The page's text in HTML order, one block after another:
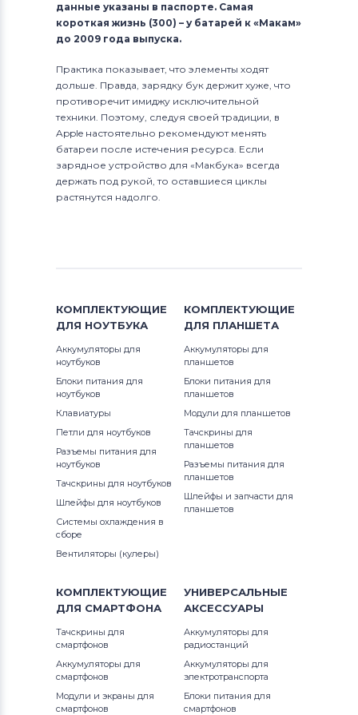
данные указаны в паспорте. Самая
короткая жизнь (300) – у батарей к «Макам»
до 2009 года выпуска.
Практика показывает, что элементы ходят
дольше. Правда, зарядку бук держит хуже, что
противоречит имиджу исключительной
техники. Поэтому, следуя своей традиции, в
Apple настоятельно рекомендуют менять
батареи после истечения ресурса. Если
зарядное устройство для «Макбука» всегда
держать под рукой, то оставшиеся циклы
растянутся надолго.
КОМПЛЕКТУЮЩИЕ
ДЛЯ НОУТБУКА
Аккумуляторы для
ноутбуков
Блоки питания для
ноутбуков
Клавиатуры
Петли для ноутбуков
Разъемы питания для
ноутбуков
Тачскрины для ноутбуков
Шлейфы для ноутбуков
Системы охлаждения в
сборе
Вентиляторы (кулеры)
КОМПЛЕКТУЮЩИЕ
ДЛЯ ПЛАНШЕТА
Аккумуляторы для
планшетов
Блоки питания для
планшетов
Модули для планшетов
Тачскрины для
планшетов
Разъемы питания для
планшетов
Шлейфы и запчасти для
планшетов
КОМПЛЕКТУЮЩИЕ
ДЛЯ СМАРТФОНА
Тачскрины для
смартфонов
Аккумуляторы для
смартфонов
Модули и экраны для
смартфонов
УНИВЕРСАЛЬНЫЕ
АКСЕССУАРЫ
Аккумуляторы для
радиостанций
Аккумуляторы для
электротранспорта
Блоки питания для
смартфонов